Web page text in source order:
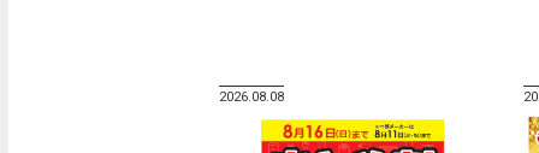
2026.08.08